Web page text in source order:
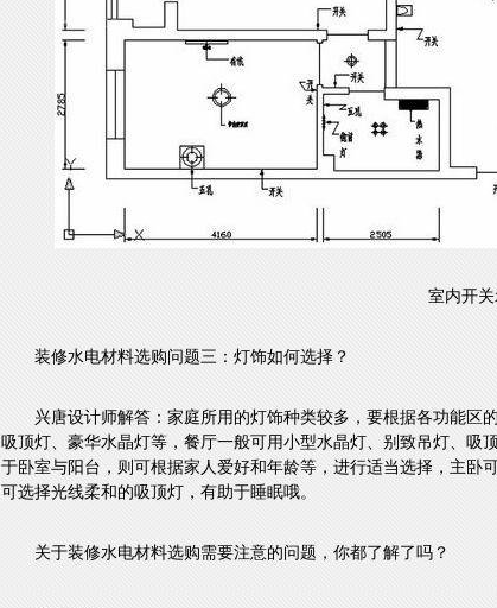
室内开
装修水电材料选购问题三：灯饰如何选择？
兴唐设计师解答：家庭所用的灯饰种类较多，要根据各功能区
吸顶灯、豪华水晶灯等，餐厅一般可用小型水晶灯、别致吊灯、吸
于卧室与阳台，则可根据家人爱好和年龄等，进行适当选择，主卧
可选择光线柔和的吸顶灯，有助于睡眠哦。
关于装修水电材料选购需要注意的问题，你都了解了吗？